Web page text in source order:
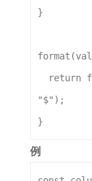
}
format (
return
"$" );
}
例